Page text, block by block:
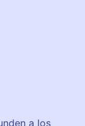
a los